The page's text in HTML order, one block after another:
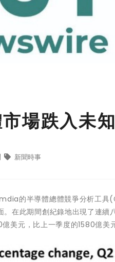
場跌入未
新聞時事
的半導體總體競爭分析工具
在此期間創紀錄地出現了連
美元，比上一季度的1580億美